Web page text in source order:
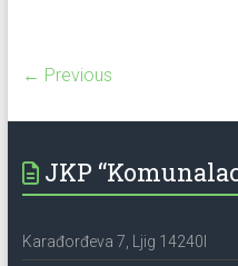
← Previous
JKP
Karađorđeva 7, Ljig 14240l